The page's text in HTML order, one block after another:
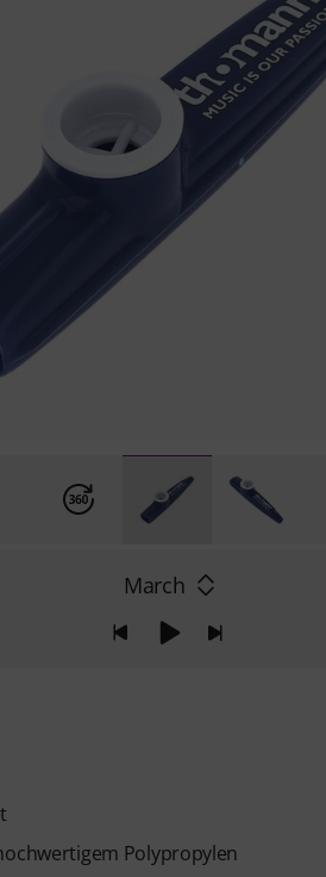
March
Polypropylen